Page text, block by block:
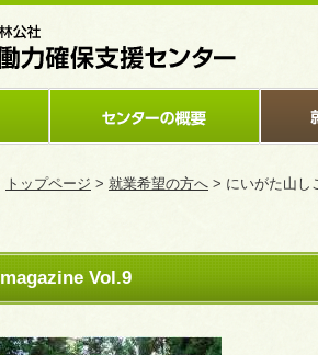
トップページ > 就業希望の方へ > にいがた山し
Vol.9